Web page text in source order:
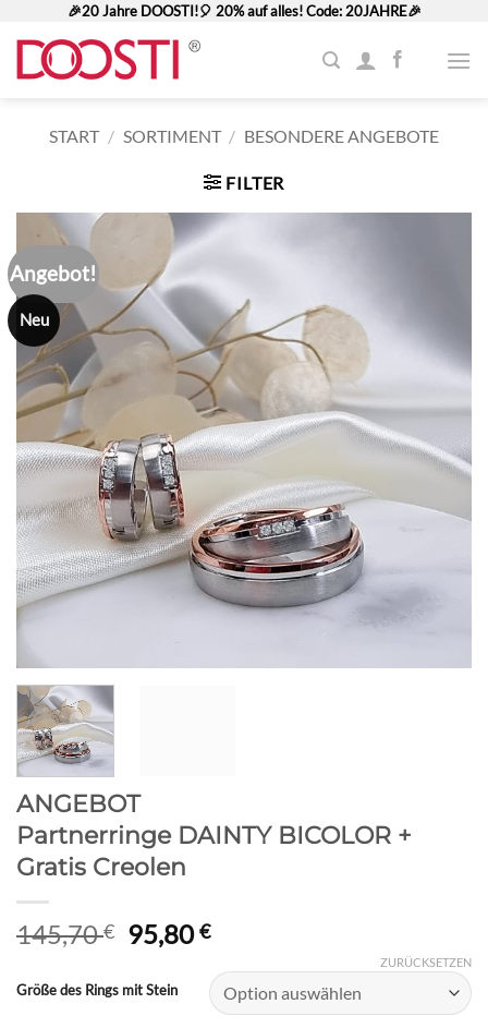
Inhalt
springen
🎉20 Jahre DOOSTI!🎈 20% auf alles! Code: 20JAHRE🎉
START / SORTIMENT / BESONDERE ANGEBOTE
FILTER
Angebot!
Neu
ANGEBOT
Partnerringe DAINTY BICOLOR +
Gratis Creolen
145,70€ Ursprünglicher
Preis
war:
145,70 €
95,80€Aktueller
ist:
95,80 €.
Größe des Rings mit Stein
ZURÜCKSETZEN